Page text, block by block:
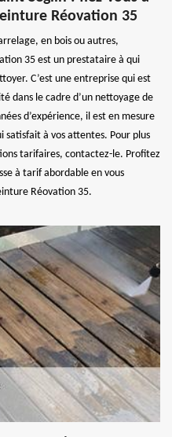
Réovation 35
en bois ou autres,
35 est un prestataire à qui
C’est une entreprise qui est
dans le cadre d’un nettoyage de
d’expérience, il est en mesure
à vos attentes. Pour plus
tarifaires, contactez-le. Profitez
à tarif abordable en vous
Réovation 35.